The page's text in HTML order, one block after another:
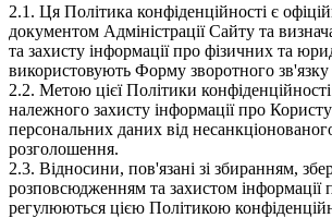
2.1. Ця Політика конфіденційності є
документом Адміністрації Сайту та
та захисту інформації про фізичних та
використовують Форму зворотного зв'язку
2.2. Метою цієї Політики
належного захисту інформації про
персональних даних від
розголошення.
2.3. Відносини, пов'язані зі збиранням,
розповсюдженням та захистом інформації
регулюються цією Політикою